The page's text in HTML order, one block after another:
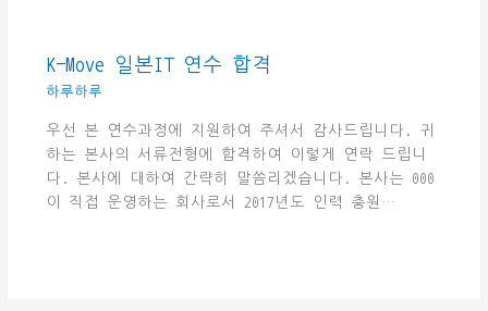
K-Move 일본IT 연수 합격
하루하루
우선 본 연수과정에 지원하여 주셔서 감사드립니다. 귀
하는 본사의 서류전형에 합격하여 이렇게 연락 드립니
다. 본사에 대하여 간략히 말씀리겠습니다. 본사는 000
이 직접 운영하는 회사로서 2017년도 인력 충원…